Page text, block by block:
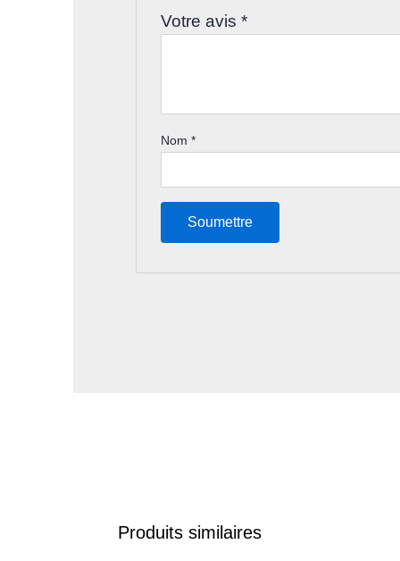
Votre avis *
Nom *
Produits similaires